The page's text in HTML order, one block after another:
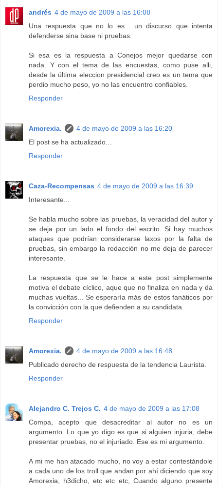
andrés 4 de mayo de 2009 a las 16:08
Una respuesta que no lo es... un discurso que intenta
defenderse sina base ni pruebas.
Si esa es la respuesta a Conejos mejor quedarse con
nada. Y con el tema de las encuestas, como puse alli,
desde la última eleccion presidencial creo es un tema que
perdio mucho peso, yo no las encuentro confiables.
Responder
Amorexia.
4 de mayo de 2009 a las 16:20
El post se ha actualizado...
Responder
Caza-Recompensas 4 de mayo de 2009 a las 16:39
Interesante...
Se habla mucho sobre las pruebas, la veracidad del autor y
se deja por un lado el fondo del escrito. Si hay muchos
ataques que podrían considerarse laxos por la falta de
pruebas, sin embargo la redacción no me deja de parecer
interesante.
La respuesta que se le hace a este post simplemente
motiva el debate cíclico, aque que no finaliza en nada y da
muchas vueltas... Se esperaría más de estos fanáticos por
la convicción con la que defienden a su candidata.
Responder
Amorexia.
4 de mayo de 2009 a las 16:48
Publicado derecho de respuesta de la tendencia Laurista.
Responder
Alejandro C. Trejos C. 4 de mayo de 2009 a las 17:08
Compa, acepto que desacreditar al autor no es un
argumento. Lo que yo digo es que si alguien injuria, debe
presentar pruebas, no el injuriado. Ese es mi argumento.
A mi me han atacado mucho, no voy a estar contestándole
a cada uno de los troll que andan por ahí diciendo que soy
Amorexia, h3dicho, etc etc etc, Cuando alguno presente